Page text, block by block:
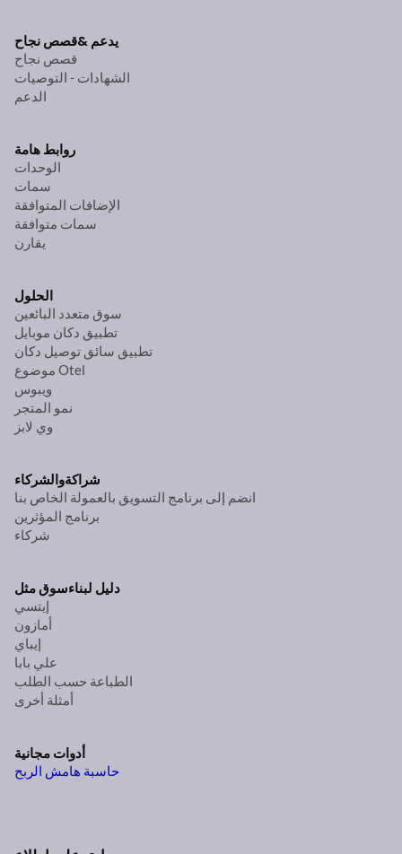
يدعم &قصص نجاح
قصص نجاح
الشهادات - التوصيات
الدعم
روابط هامة
الوحدات
سمات
الإضافات المتوافقة
سمات متوافقة
يقارن
الحلول
سوق متعدد البائعين
تطبيق دكان موبايل
تطبيق سائق توصيل دكان
موضوع Otel
ويبوس
نمو المتجر
وي لابز
شراكةوالشركاء
انضم إلى برنامج التسويق بالعمولة الخاص بنا
برنامج المؤثرين
شركاء
دليل لبناءسوق مثل
إيتسي
أمازون
إيباي
علي بابا
الطباعة حسب الطلب
أمثلة أخرى
أدوات مجانية
حاسبة هامش الربح